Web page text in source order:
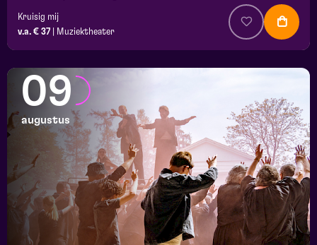
Kruisig mij
v.a. € 37
Muziektheater
09
augustus